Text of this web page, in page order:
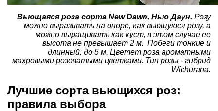
Вьющаяся роза сорта New Dawn, Нью Даун. Розу
можно выразивать на опоре, как вьющуюся розу, а
можно выращивать как куст, в этом случае ее
высота не превышает 2 м. Побеги тонкие и
длинный, до 5 м. Цветет роза ароматными
махровыми розоватыми цветками. Тип розы - гибрид
Wichurana.
Лучшие сорта вьющихся роз:
правила выбора